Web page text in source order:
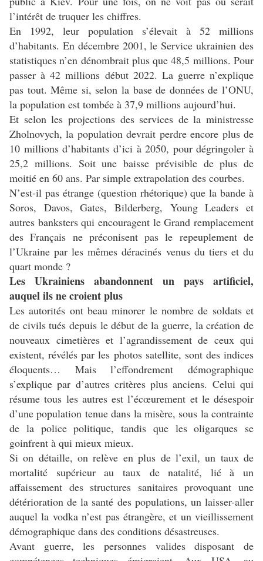
l’intérêt de truquer les chiffres.
En 1992, leur population s’élevait à 52 millions
d’habitants. En décembre 2001, le Service ukrainien des
statistiques n’en dénombrait plus que 48,5 millions. Pour
passer à 42 millions début 2022. La guerre n’explique
pas tout. Même si, selon la base de données de l’ONU,
la population est tombée à 37,9 millions aujourd’hui.
Et selon les projections des services de la ministresse
Zholnovych, la population devrait perdre encore plus de
10 millions d’habitants d’ici à 2050, pour dégringoler à
25,2 millions. Soit une baisse prévisible de plus de
moitié en 60 ans. Par simple extrapolation des courbes.
N’est-il pas étrange (question rhétorique) que la bande à
Soros, Davos, Gates, Bilderberg, Young Leaders et
autres banksters qui encouragent le Grand remplacement
des Français ne préconisent pas le repeuplement de
l’Ukraine par les mêmes déracinés venus du tiers et du
quart monde ?
Les Ukrainiens abandonnent un pays artificiel,
auquel ils ne croient plus
Les autorités ont beau minorer le nombre de soldats et
de civils tués depuis le début de la guerre, la création de
nouveaux cimetières et l’agrandissement de ceux qui
existent, révélés par les photos satellite, sont des indices
éloquents… Mais l’effondrement démographique
s’explique par d’autres critères plus anciens. Celui qui
résume tous les autres est l’écœurement et le désespoir
d’une population tenue dans la misère, sous la contrainte
de la police politique, tandis que les oligarques se
goinfrent à qui mieux mieux.
Si on détaille, on relève en plus de l’exil, un taux de
mortalité supérieur au taux de natalité, lié à un
affaissement des structures sanitaires provoquant une
détérioration de la santé des populations, un laisser-aller
auquel la vodka n’est pas étrangère, et un vieillissement
démographique dans des conditions désastreuses.
Avant guerre, les personnes valides disposant de